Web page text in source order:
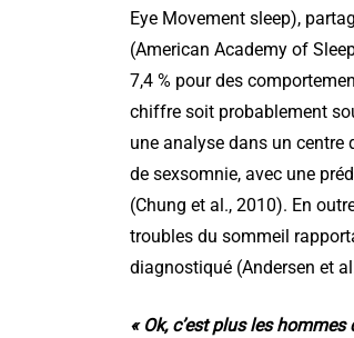
Eye Movement sleep),
(American Academy of
7,4 % pour des
chiffre soit probablement
une analyse dans un centre
de sexsomnie, avec une
(Chung et al., 2010). En
troubles du sommeil
diagnostiqué (Andersen et
« Ok, c’est plus les